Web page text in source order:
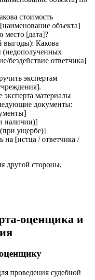
стоимость
объекта]
место [дата]?
выгоды): Какова
бездействие ответчика]
экспертам
эксперта материалы
документы:
наличии)]
ущербе)]
на [истца / ответчика /
другой стороны,
оценщика и
проведения судебной